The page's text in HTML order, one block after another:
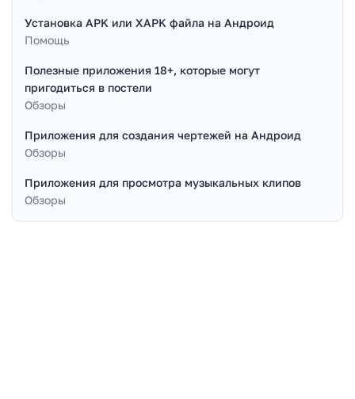
Установка APK или XAPK файла на Андроид
Помощь
Полезные приложения 18+, которые могут
пригодиться в постели
Обзоры
Приложения для создания чертежей на Андроид
Обзоры
Приложения для просмотра музыкальных клипов
Обзоры